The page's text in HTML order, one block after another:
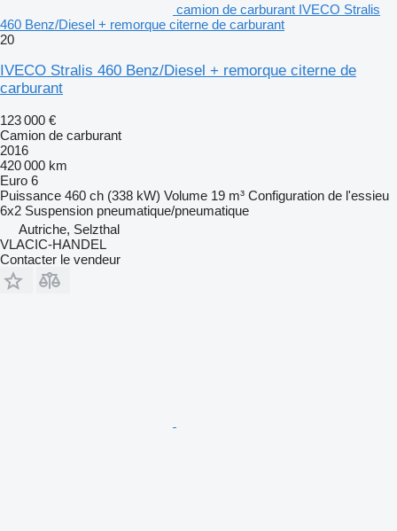
camion de carburant IVECO Stralis
460 Benz/Diesel + remorque citerne de carburant
20
IVECO Stralis 460 Benz/Diesel + remorque citerne de
carburant
123 000 €
Camion de carburant
2016
420 000 km
Euro 6
Puissance 460 ch (338 kW) Volume 19 m³ Configuration de l'essieu
6x2 Suspension pneumatique/pneumatique
Autriche, Selzthal
VLACIC-HANDEL
Contacter le vendeur